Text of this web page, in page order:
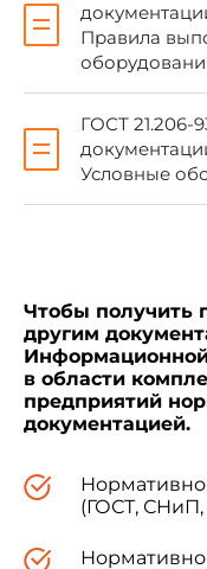
5. ИЗДАНИЕ
N 1,
зданий и
Стандарт
оформления
сточных вод.
Правила
ГОСТ 21.206-
Условные
Чтобы получить
другим
Информационной
в области
предприятий
документацией.
(ГОСТ, СНиП,